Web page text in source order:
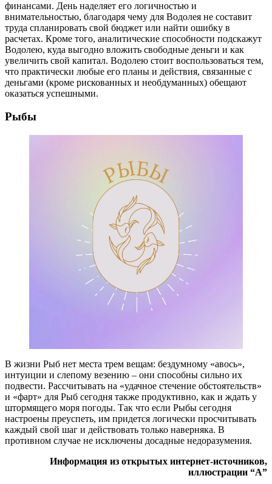
финансами. День наделяет его логичностью и
внимательностью, благодаря чему для Водолея не составит
труда спланировать свой бюджет или найти ошибку в
расчетах. Кроме того, аналитические способности подскажут
Водолею, куда выгодно вложить свободные деньги и как
увеличить свой капитал. Водолею стоит воспользоваться тем,
что практически любые его планы и действия, связанные с
деньгами (кроме рискованных и необдуманных) обещают
оказаться успешными.
Рыбы
В жизни Рыб нет места трем вещам: бездумному «авось»,
интуиции и слепому везению – они способны сильно их
подвести. Рассчитывать на «удачное стечение обстоятельств»
и «фарт» для Рыб сегодня также продуктивно, как и ждать у
штормящего моря погоды. Так что если Рыбы сегодня
настроены преуспеть, им придется логически просчитывать
каждый свой шаг и действовать только наверняка. В
противном случае не исключены досадные недоразумения.
Информация из открытых интернет-источников,
иллюстрации “А”